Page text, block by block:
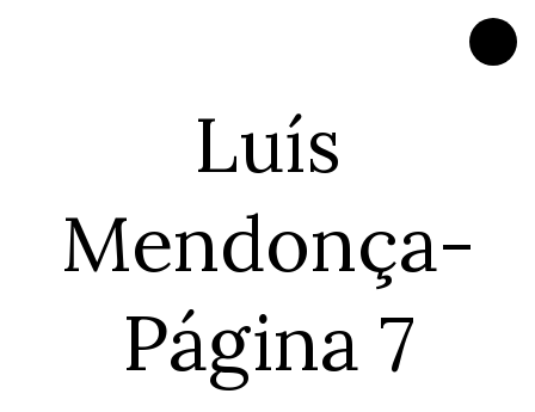
Luís
Mendonça-
Página 7